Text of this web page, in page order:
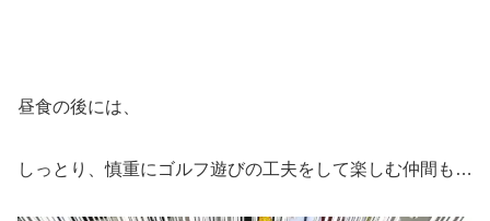
昼食の後には、
しっとり、慎重にゴルフ遊びの工夫をして楽しむ仲間も…